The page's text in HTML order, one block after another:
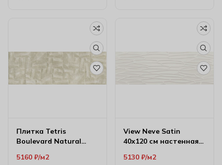
Плитка Tetris
Boulevard Natural
5160 ₽ м2
View Neve Satin
40х120 см настенная
5130 ₽ м2